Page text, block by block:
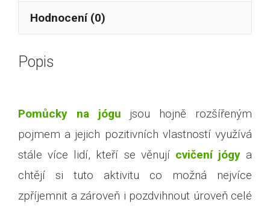
Hodnocení (0)
Popis
Pomůcky na jógu jsou hojně rozšířeným
pojmem a jejich pozitivních vlastností využívá
stále více lidí, kteří se věnují cvičení jógya
chtějí si tuto aktivitu co možná nejvíce
zpříjemnit a zároveň i pozdvihnout úroveň celé